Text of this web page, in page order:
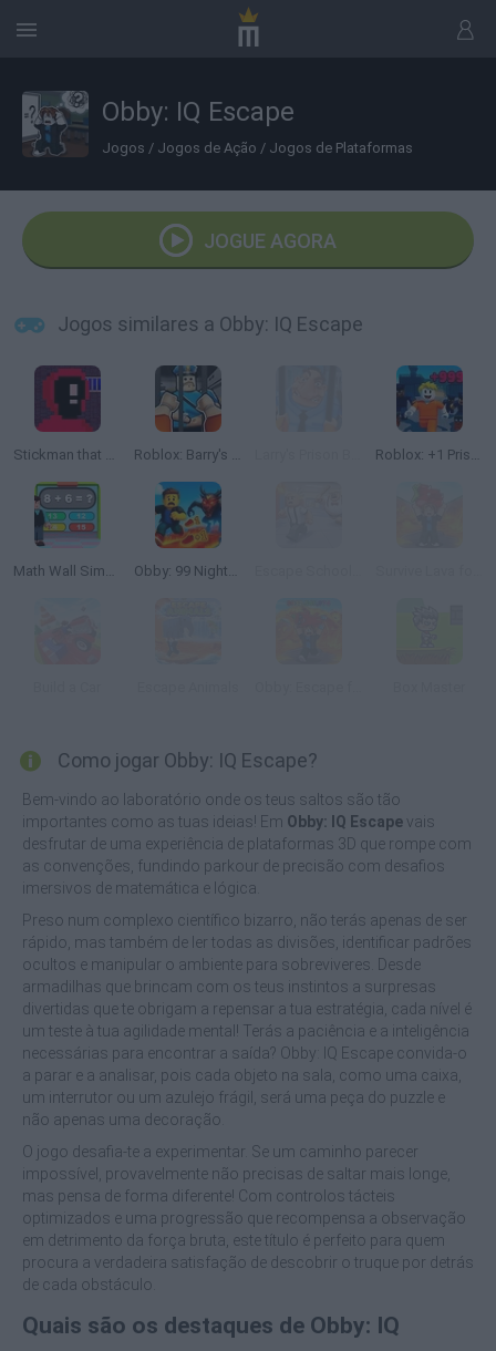
Obby: IQ Escape
Jogos / Jogos de Ação / Jogos de Plataformas
JOGUE AGORA
Jogos similares a Obby: IQ Escape
Stickman that one level Roblox: Barry's Prison Run Roblox: +1 Prison Escape Speed
Math Wall Simulator Obby: 99 Nights Escape +1 Speed
Como jogar Obby: IQ Escape?
Bem-vindo ao laboratório onde os teus saltos são tão
importantes como as tuas ideias! Em Obby: IQ Escape vais
desfrutar de uma experiência de plataformas 3D que rompe com
as convenções, fundindo parkour de precisão com desafios
imersivos de matemática e lógica.
Preso num complexo científico bizarro, não terás apenas de ser
rápido, mas também de ler todas as divisões, identificar padrões
ocultos e manipular o ambiente para sobreviveres. Desde
armadilhas que brincam com os teus instintos a surpresas
divertidas que te obrigam a repensar a tua estratégia, cada nível é
um teste à tua agilidade mental! Terás a paciência e a inteligência
necessárias para encontrar a saída? Obby: IQ Escape convida-o
a parar e a analisar, pois cada objeto na sala, como uma caixa,
um interrutor ou um azulejo frágil, será uma peça do puzzle e
não apenas uma decoração.
O jogo desafia-te a experimentar. Se um caminho parecer
impossível, provavelmente não precisas de saltar mais longe,
mas pensa de forma diferente! Com controlos tácteis
optimizados e uma progressão que recompensa a observação
em detrimento da força bruta, este título é perfeito para quem
procura a verdadeira satisfação de descobrir o truque por detrás
de cada obstáculo.
Quais são os destaques de Obby: IQ